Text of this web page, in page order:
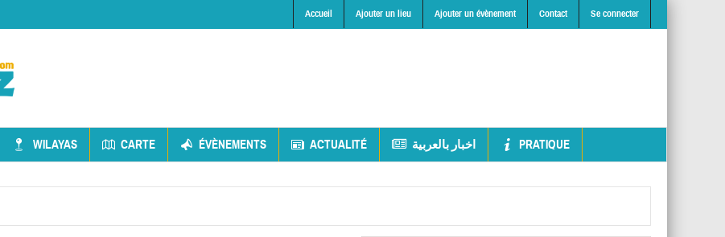
Accueil Ajouter un lieu Ajouter un évènement Contact Se connecter
WILAYAS CARTE ÉVÈNEMENTS ACTUALITÉ اخبار بالعربية PRATIQUE